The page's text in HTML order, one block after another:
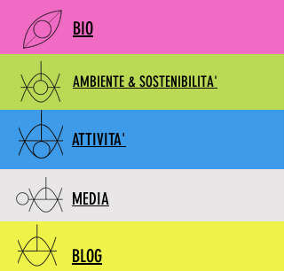
BIO
AMBIENTE & SOSTENIBILITA'
ATTIVITA'
MEDIA
BLOG